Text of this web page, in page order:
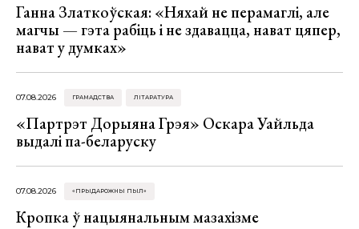
Ганна Златкоўская: «Няхай не перамаглі, але
магчы — гэта рабіць і не здавацца, нават цяпер,
нават у думках»
07.08.2026 ГРАМАДСТВА ЛІТАРАТУРА
«Партрэт Дорыяна Грэя» Оскара Уайльда
выдалі па-беларуску
07.08.2026 «ПРЫДАРОЖНЫ ПЫЛ»
Кропка ў нацыянальным мазахізме